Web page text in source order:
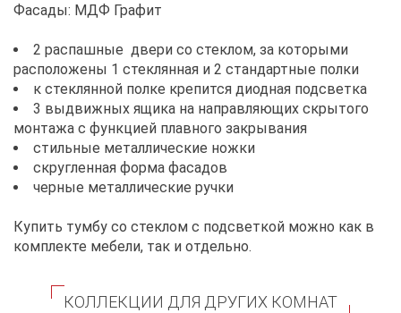
Фасады: МДФ Графит
2 распашные двери со стеклом, за которыми
расположены 1 стеклянная и 2 стандартные полки
к стеклянной полке крепится диодная подсветка
3 выдвижных ящика на направляющих скрытого
монтажа с функцией плавного закрывания
стильные металлические ножки
скругленная форма фасадов
черные металлические ручки
Купить тумбу со стеклом с подсветкой можно как в
комплекте мебели, так и отдельно.
КОЛЛЕКЦИИ ДЛЯ ДРУГИХ КОМНАТ